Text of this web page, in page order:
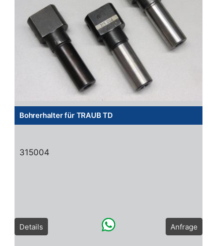
Bohrerhalter für TRAUB TD
315004
Details Anfrage